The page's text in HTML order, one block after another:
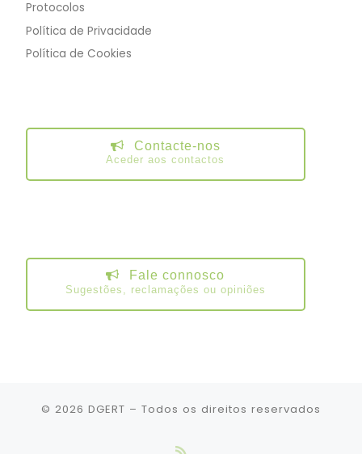
Protocolos
Política de Privacidade
Política de Cookies
Contacte-nos
Aceder aos contactos
Fale connosco
Sugestões, reclamações ou opiniões
© 2026 DGERT – Todos os direitos reservados